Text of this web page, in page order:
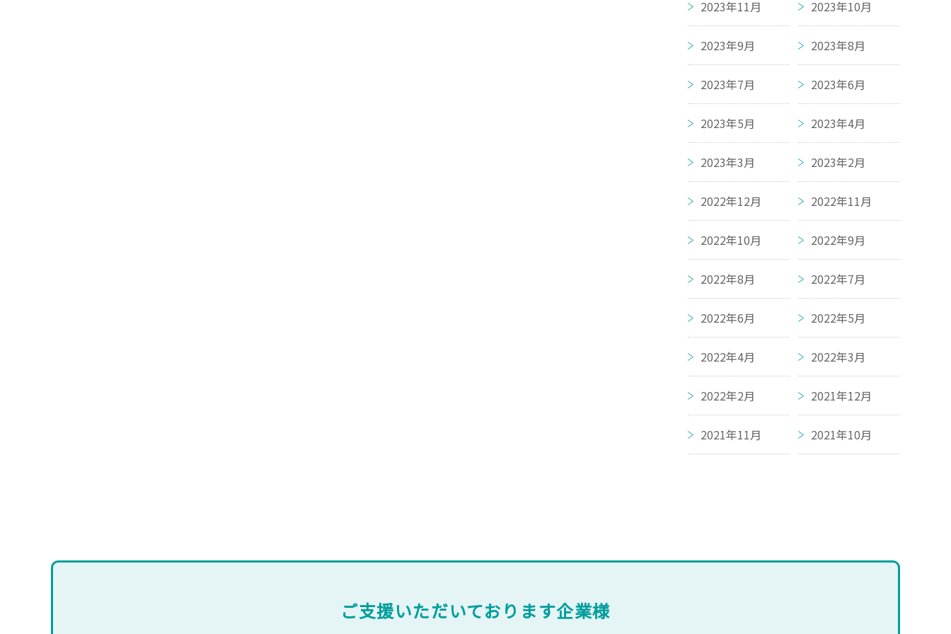
2023年11月 2023年10月
2023年9月 2023年8月
2023年7月 2023年6月
2023年5月 2023年4月
2023年3月 2023年2月
2022年12月 2022年11月
2022年10月 2022年9月
2022年8月 2022年7月
2022年6月 2022年5月
2022年4月 2022年3月
2022年2月 2021年12月
2021年11月 2021年10月
ご支援いただいております企業様